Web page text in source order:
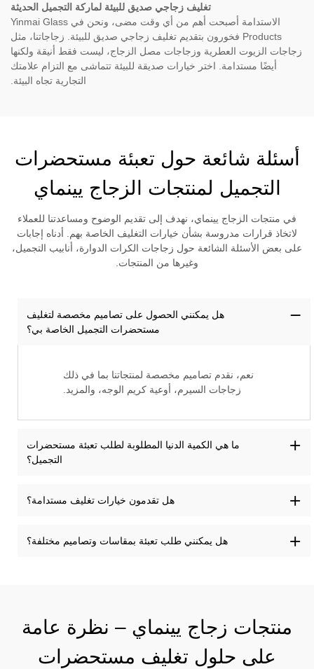
تغليف زجاجي صديق للبيئة لماركة التجميل الحديثة
الاستدامة أصبحت أهم من أي وقت مضى، ونحن في Yinmai Glass
Products فخورون بتقديم تغليف زجاجي صديق للبيئة. زجاجاتنا، مثل
زجاجات الزيوت العطرية وزجاجات مصل الزجاج، ليست فقط أنيقة ولكنها
أيضًا مستدامة. اختر خيارات صديقة للبيئة تتماشى مع التزام علامتك
التجارية تجاه البيئة.
أسئلة شائعة حول تعبئة مستحضرات
التجميل لمنتجات الزجاج يينماي
في منتجات الزجاج يينماي، نهدف إلى تقديم الوضوح ومساعدتنا للعملاء
لاتخاذ قرارات مدروسة بشأن خيارات التغليف الخاصة بهم. أدناه إجابات
على بعض الأسئلة الشائعة حول زجاجات الكرات الدوارة، أنابيب التجميل،
وغيرها من المنتجات.
هل يمكنني الحصول على تصاميم مخصصة لتغليف
مستحضرات التجميل الخاصة بي؟
نعم، نقدم تصاميم مخصصة لمنتجاتنا بما في ذلك
زجاجات السيرم، أوعية كريم الوجه، والمزيد.
ما هي الكمية الدنيا المطلوبة لطلب تعبئة مستحضرات
التجميل؟
هل تقدمون خيارات تغليف مستدامة؟
هل يمكنني طلب تعبئة بمقاسات وتصاميم مختلفة؟
منتجات زجاج يينماي – نظرة عامة
على حلول تغليف مستحضرات